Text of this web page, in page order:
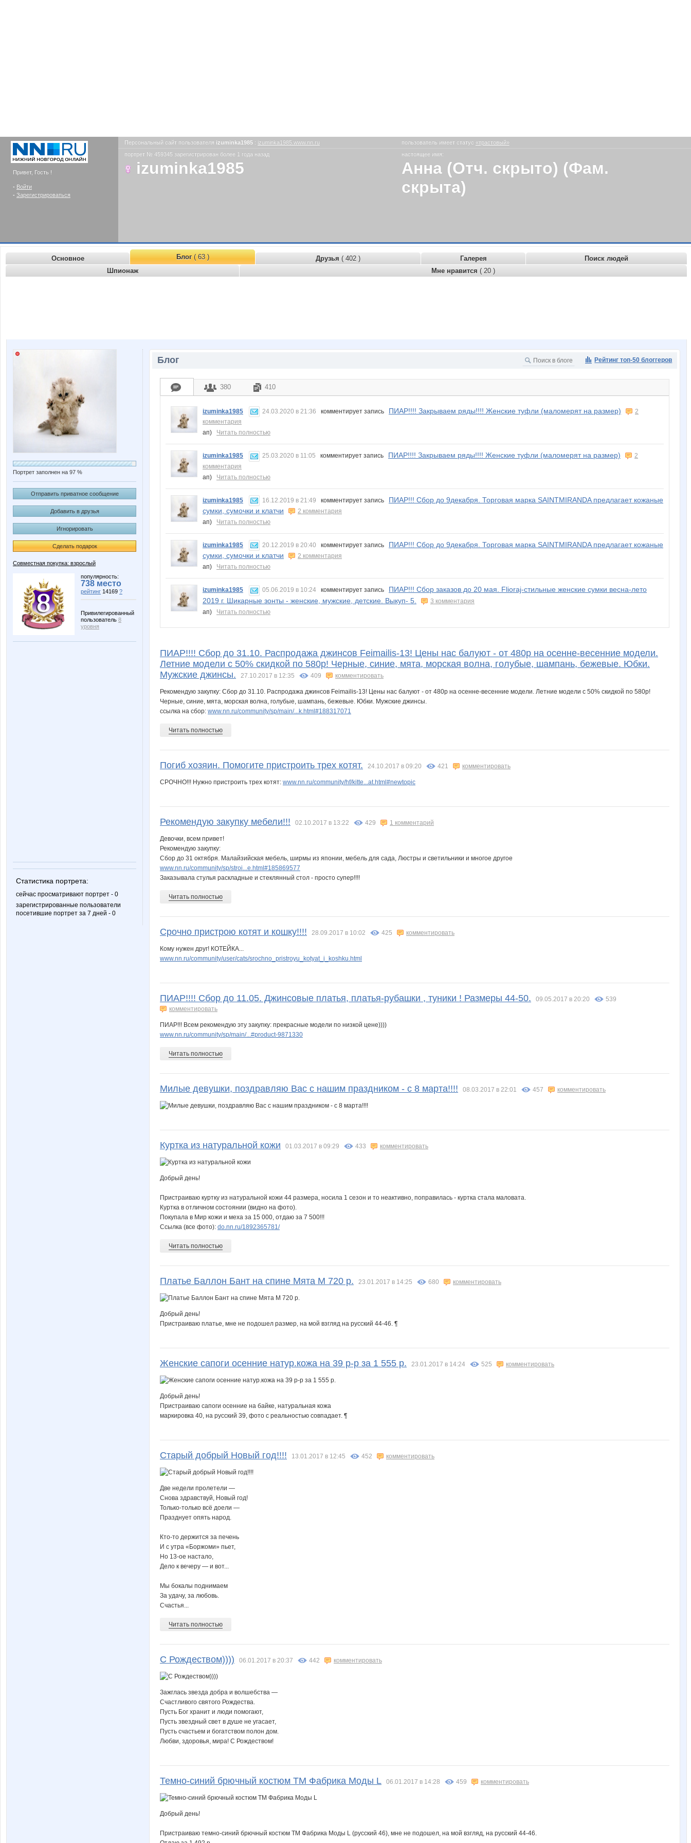
Привет, Гость !
- Войти
- Зарегистрироваться
Персональный сайт пользователя izuminka1985 : izuminka1985.www.nn.ru пользователь имеет статус «трастовый»
портрет № 459345 зарегистрирован более 1 года назад
izuminka1985
настоящее имя:
Анна (Отч. скрыто) (Фам.
скрыта)
Основное Блог( 63 ) Друзья ( 402 ) Галерея
Поиск людей
Шпионаж
Мне нравится ( 20 )
Портрет заполнен на 97 %
Отправить приватное сообщение
Добавить в друзья
Игнорировать
Сделать подарок
Совместная покупка: взрослый
популярность:
738 место
рейтинг 14169 ?
Привилегированный
пользователь 8
уровня
Статистика портрета:
сейчас просматривают портрет - 0
зарегистрированные пользователи
посетившие портрет за 7 дней - 0
Рейтинг топ-50 блоггеров
Блог
380 410
izuminka1985 24.03.2020 в 21:36 комментирует запись ПИАР!!!! Закрываем ряды!!!! Женские туфли (маломерят на размер)
2
комментария
ап) Читать полностью
izuminka1985 25.03.2020 в 11:05 комментирует запись ПИАР!!!! Закрываем ряды!!!! Женские туфли (маломерят на размер)
2
комментария
ап) Читать полностью
izuminka1985 16.12.2019 в 21:49 комментирует запись ПИАР!!! Сбор до 9декабря. Торговая марка SAINTMIRANDA предлагает кожаные
сумки, сумочки и клатчи
2 комментария
ап) Читать полностью
izuminka1985 20.12.2019 в 20:40 комментирует запись ПИАР!!! Сбор до 9декабря. Торговая марка SAINTMIRANDA предлагает кожаные
сумки, сумочки и клатчи
2 комментария
ап) Читать полностью
izuminka1985 05.06.2019 в 10:24 комментирует запись ПИАР!!! Сбор заказов до 20 мая. Flioraj-стильные женские сумки весна-лето
2019 г. Шикарные зонты - женские, мужские, детские. Выкуп- 5.
3 комментария
ап) Читать полностью
ПИАР!!!! Сбор до 31.10. Распродажа джинсов Feimailis-13! Цены нас балуют - от 480р на осенне-весенние модели.
Летние модели с 50% скидкой по 580р! Черные, синие, мята, морская волна, голубые, шампань, бежевые. Юбки.
Мужские джинсы.
27.10.2017 в 12:35 409 комментировать
Рекомендую закупку: Сбор до 31.10. Распродажа джинсов Feimailis-13! Цены нас балуют - от 480р на осенне-весенние модели. Летние модели с 50% скидкой по 580р!
Черные, синие, мята, морская волна, голубые, шампань, бежевые. Юбки. Мужские джинсы.
ссылка на сбор: www.nn.ru/community/sp/main/...k.html#188317071
Читать полностью
Погиб хозяин. Помогите пристроить трех котят. 24.10.2017 в 09:20 421 комментировать
СРОЧНО!!! Нужно пристроить трех котят: www.nn.ru/community/hf/kitte...at.html#newtopic
Рекомендую закупку мебели!!! 02.10.2017 в 13:22 429 1 комментарий
Девочки, всем привет!
Рекомендую закупку:
Сбор до 31 октября. Малайзийская мебель, ширмы из японии, мебель для сада, Люстры и светильники и многое другое
www.nn.ru/community/sp/stroi...e.html#185869577
Заказывала стулья раскладные и стеклянный стол - просто супер!!!!
Читать полностью
Срочно пристрою котят и кошку!!!! 28.09.2017 в 10:02 425 комментировать
Кому нужен друг! КОТЕЙКА...
www.nn.ru/community/user/cats/srochno_pristroyu_kotyat_i_koshku.html
ПИАР!!!! Сбор до 11.05. Джинсовые платья, платья-рубашки , туники ! Размеры 44-50. 09.05.2017 в 20:20
539
комментировать
ПИАР!!! Всем рекомендую эту закупку: прекрасные модели по низкой цене))))
www.nn.ru/community/sp/main/...#product-9871330
Читать полностью
Милые девушки, поздравляю Вас с нашим праздником - с 8 марта!!!! 08.03.2017 в 22:01 457 комментировать
Куртка из натуральной кожи 01.03.2017 в 09:29 433 комментировать
Добрый день!
Пристраиваю куртку из натуральной кожи 44 размера, носила 1 сезон и то неактивно, поправилась - куртка стала маловата.
Куртка в отличном состоянии (видно на фото).
Покупала в Мир кожи и меха за 15 000, отдаю за 7 500!!!
Ссылка (все фото): do.nn.ru/1892365781/
Читать полностью
Платье Баллон Бант на спине Мята М 720 р. 23.01.2017 в 14:25 680 комментировать
Добрый день!
Пристраиваю платье, мне не подошел размер, на мой взгляд на русский 44-46. ¶
Женские сапоги осенние натур.кожа на 39 р-р за 1 555 р. 23.01.2017 в 14:24 525 комментировать
Добрый день!
Пристраиваю сапоги осенние на байке, натуральная кожа
маркировка 40, на русский 39, фото с реальностью совпадает. ¶
Старый добрый Новый год!!!! 13.01.2017 в 12:45 452 комментировать
Две недели пролетели —
Снова здравствуй, Новый год!
Только-только всё доели —
Празднует опять народ.
Кто-то держится за печень
И с утра «Боржоми» пьет,
Но 13-ое настало,
Дело к вечеру — и вот...
Мы бокалы поднимаем
За удачу, за любовь.
Счастья...
Читать полностью
С Рождеством)))) 06.01.2017 в 20:37 442 комментировать
Зажглась звезда добра и волшебства —
Счастливого святого Рождества.
Пусть Бог хранит и люди помогают,
Пусть звездный свет в душе не угасает,
Пусть счастьем и богатством полон дом.
Любви, здоровья, мира! С Рождеством!
Темно-синий брючный костюм ТМ Фабрика Моды L 06.01.2017 в 14:28 459 комментировать
Добрый день!
Пристраиваю темно-синий брючный костюм ТМ Фабрика Моды L (русский 46), мне не подошел, на мой взгляд, на русский 44-46.